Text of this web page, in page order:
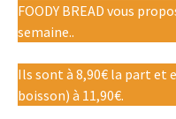
FOODY BREAD vous
semaine..
Ils sont à 8,90€ la part et
boisson) à 11,90€.